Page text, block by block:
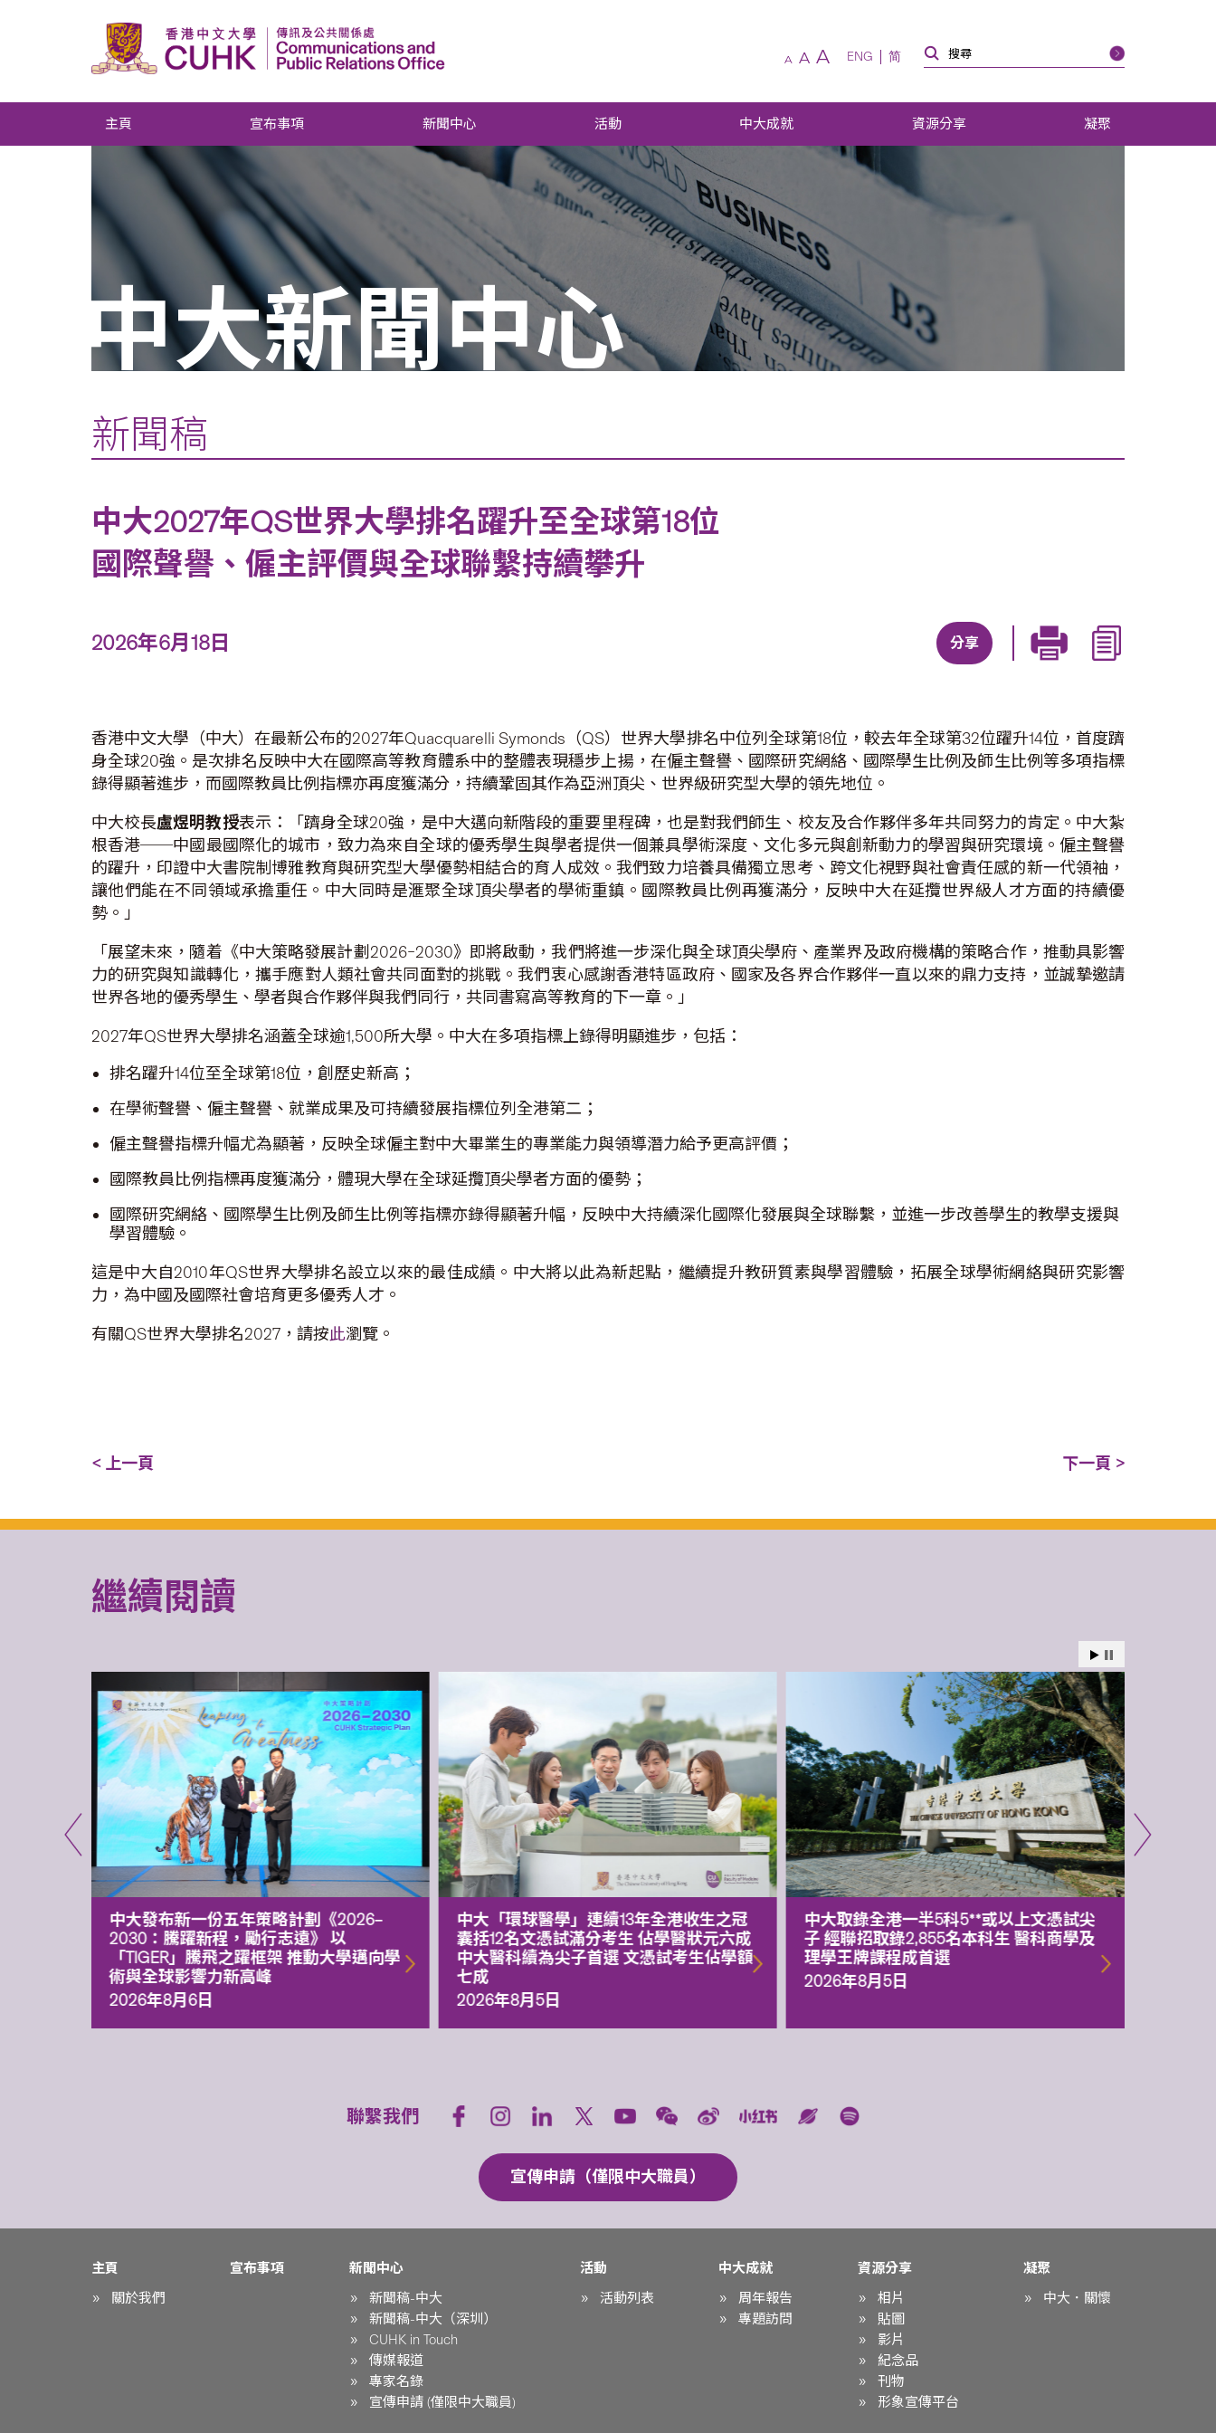
A A A ENG 简
主頁 宣布事項 新聞中心 活動 中大成就 資源分享 凝聚
中大新聞中心
新聞稿
中大2027年QS世界大學排名躍升至全球第18位
國際聲譽、僱主評價與全球聯繫持續攀升
2026年6月18日 分享
香港中文大學（中大）在最新公布的2027年Quacquarelli Symonds（QS）世界大學排名中位列全球第18位，較去年全球第32位躍升14位，首度躋
身全球20強。是次排名反映中大在國際高等教育體系中的整體表現穩步上揚，在僱主聲譽、國際研究網絡、國際學生比例及師生比例等多項指標
錄得顯著進步，而國際教員比例指標亦再度獲滿分，持續鞏固其作為亞洲頂尖、世界級研究型大學的領先地位。
中大校長盧煜明教授表示：「躋身全球20強，是中大邁向新階段的重要里程碑，也是對我們師生、校友及合作夥伴多年共同努力的肯定。中大紮
根香港──中國最國際化的城市，致力為來自全球的優秀學生與學者提供一個兼具學術深度、文化多元與創新動力的學習與研究環境。僱主聲譽
的躍升，印證中大書院制博雅教育與研究型大學優勢相結合的育人成效。我們致力培養具備獨立思考、跨文化視野與社會責任感的新一代領袖，
讓他們能在不同領域承擔重任。中大同時是滙聚全球頂尖學者的學術重鎮。國際教員比例再獲滿分，反映中大在延攬世界級人才方面的持續優
勢。」
「展望未來，隨着《中大策略發展計劃2026–2030》即將啟動，我們將進一步深化與全球頂尖學府、產業界及政府機構的策略合作，推動具影響
力的研究與知識轉化，攜手應對人類社會共同面對的挑戰。我們衷心感謝香港特區政府、國家及各界合作夥伴一直以來的鼎力支持，並誠摯邀請
世界各地的優秀學生、學者與合作夥伴與我們同行，共同書寫高等教育的下一章。」
2027年QS世界大學排名涵蓋全球逾1,500所大學。中大在多項指標上錄得明顯進步，包括：
排名躍升14位至全球第18位，創歷史新高；
在學術聲譽、僱主聲譽、就業成果及可持續發展指標位列全港第二；
僱主聲譽指標升幅尤為顯著，反映全球僱主對中大畢業生的專業能力與領導潛力給予更高評價；
國際教員比例指標再度獲滿分，體現大學在全球延攬頂尖學者方面的優勢；
國際研究網絡、國際學生比例及師生比例等指標亦錄得顯著升幅，反映中大持續深化國際化發展與全球聯繫，並進一步改善學生的教學支援與
學習體驗。
這是中大自2010年QS世界大學排名設立以來的最佳成績。中大將以此為新起點，繼續提升教研質素與學習體驗，拓展全球學術網絡與研究影響
力，為中國及國際社會培育更多優秀人才。
有關QS世界大學排名2027，請按此瀏覽。
< 上一頁 下一頁 >
繼續閱讀
中大發布新一份五年策略計劃《2026‒
2030：騰躍新程，勵行志遠》 以
「TIGER」騰飛之躍框架 推動大學邁向學
術與全球影響力新高峰
2026年8月6日
中大「環球醫學」連續13年全港收生之冠
囊括12名文憑試滿分考生 佔學醫狀元六成
中大醫科續為尖子首選 文憑試考生佔學額
七成
2026年8月5日
中大取錄全港一半5科5**或以上文憑試尖
子 經聯招取錄2,855名本科生 醫科商學及
理學王牌課程成首選
2026年8月5日
聯繫我們
宣傳申請（僅限中大職員）
主頁
關於我們
宣布事項
新聞中心
新聞稿-中大
新聞稿-中大（深圳）
CUHK in Touch
傳媒報道
專家名錄
宣傳申請 (僅限中大職員)
活動
活動列表
中大成就
周年報告
專題訪問
資源分享
相片
貼圖
影片
紀念品
刊物
形象宣傳平台
凝聚
中大．關懷